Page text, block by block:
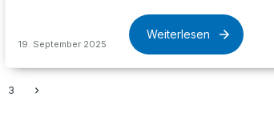
19. September 2025
Weiterlesen
3